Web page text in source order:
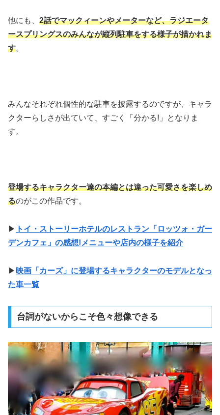
他にも、 2話でマックィーンやメーターなど、ラジエータ
ースプリングスのみんなが縦列駐車をする様子が描かれま
す。
みんなそれぞれ個性的な駐車を披露するのですが、キャラ
クターらしさが出ていて、すごく「分かる!」となりま
す。
登場するキャラクター達の本編とは違った可愛さを楽しめ
るのがこの作品です。
▶ トイ・ストーリーホテルのレストラン「ロッツォ・ガー
デンカフェ」の感想!メニューや店内の様子を紹介
▶ 映画「カーズ」に登場するキャラクターのモデルとなっ
た車一覧
台詞がないからこそ色々想像できる